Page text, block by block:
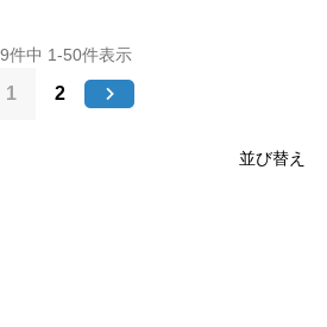
並び替え
件中 1-50件表示
1 2